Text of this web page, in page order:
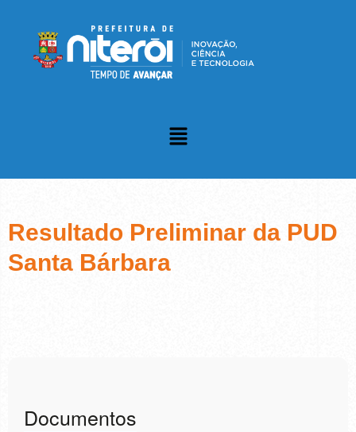
Resultado Preliminar da PUD
Santa Bárbara
Documentos